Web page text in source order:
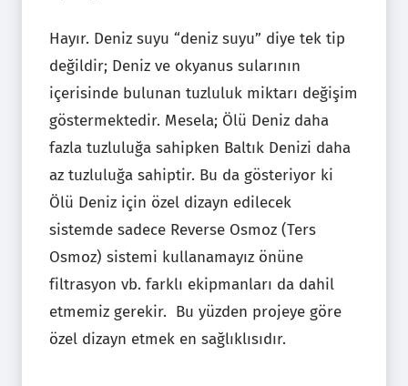
Hayır. Deniz suyu “deniz suyu” diye tek tip
değildir; Deniz ve okyanus sularının
içerisinde bulunan tuzluluk miktarı değişim
göstermektedir. Mesela; Ölü Deniz daha
fazla tuzluluğa sahipken Baltık Denizi daha
az tuzluluğa sahiptir. Bu da gösteriyor ki
Ölü Deniz için özel dizayn edilecek
sistemde sadece Reverse Osmoz (Ters
Osmoz) sistemi kullanamayız önüne
filtrasyon vb. farklı ekipmanları da dahil
etmemiz gerekir. Bu yüzden projeye göre
özel dizayn etmek en sağlıklısıdır.